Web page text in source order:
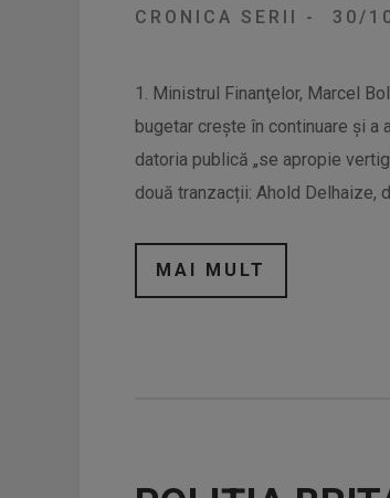
CRONICA SERII - 30/
1. Ministrul Finanţelor, Marcel
bugetar creşte în continuare și a
datoria publică „se apropie
două tranzacții: Ahold Delhaize,
MAI MULT